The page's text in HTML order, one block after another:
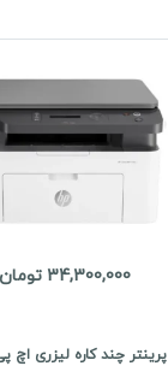
34,300,000 تومان
پرینتر چند کاره لیزری اچ